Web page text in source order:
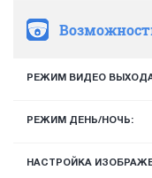
РЕЖИМ ВИДЕО
РЕЖИМ ДЕНЬ/НОЧЬ:
НАСТРОЙКА